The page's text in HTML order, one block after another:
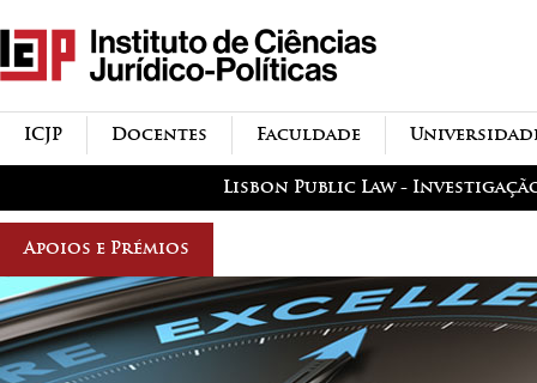
principal
icjp
menu-institucional Faculdade
Docentes
ICJP
Lisbon Public Law -
Apoios e Prémios